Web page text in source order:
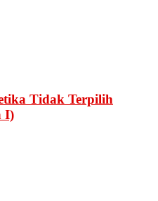
Tidak Terpilih
I)